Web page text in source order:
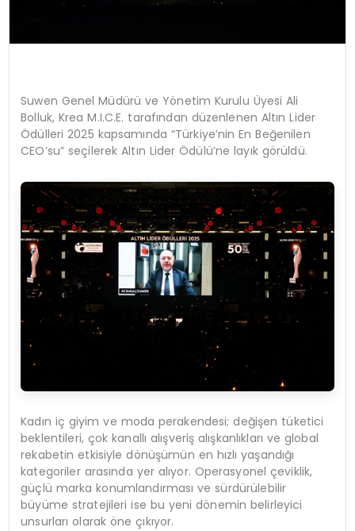
Suwen Genel Müdürü ve Yönetim Kurulu Üyesi Ali
Bolluk,Krea M.I.C.E. tarafından düzenlenen Altın Lider
Ödülleri 2025 kapsamında “Türkiye’nin En Beğenilen
CEO’su” seçilerek Altın Lider Ödülü’ne layık görüldü.
Kadın iç giyim ve moda perakendesi; değişen tüketici
beklentileri, çok kanallı alışveriş alışkanlıkları ve global
rekabetin etkisiyle dönüşümün en hızlı yaşandığı
kategoriler arasında yer alıyor. Operasyonel çeviklik,
güçlü marka konumlandırması ve sürdürülebilir
büyüme stratejileri ise bu yeni dönemin belirleyici
unsurları olarak öne çıkıyor.